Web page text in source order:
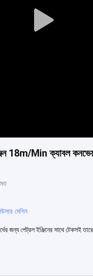
Play
18m/Min ক্যাবল
মেশিন
পেট্রল ইঞ্জিনের সাথে টেকসই তারের